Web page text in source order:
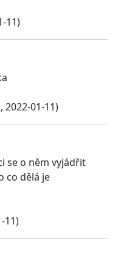
11)
2022-01-11)
se o něm vyjádřit
co dělá je
11)